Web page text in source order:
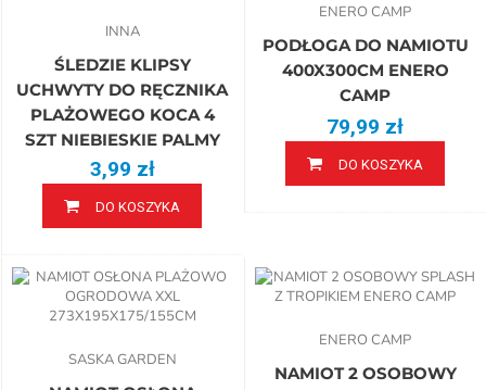
INNA
ŚLEDZIE KLIPSY
UCHWYTY DO RĘCZNIKA
PLAŻOWEGO KOCA 4
SZT NIEBIESKIE PALMY
3,99 zł
DO KOSZYKA
ENERO CAMP
PODŁOGA DO NAMIOTU
400X300CM ENERO
CAMP
79,99 zł
DO KOSZYKA
SASKA GARDEN
ENERO CAMP
NAMIOT 2 OSOBOWY